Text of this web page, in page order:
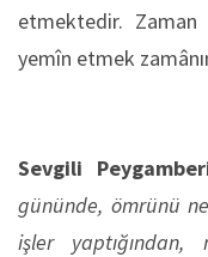
etmektedir. Zaman
yemîn etmek
Sevgili
gününde, ömrünü
işler yaptığından,